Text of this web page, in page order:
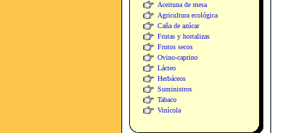
Aceituna de mesa
Agricultura ecológica
Caña de azúcar
Frutas y hortalizas
Frutos secos
Ovino-caprino
Lácteo
Herbáceos
Suministros
Tabaco
Vinícola